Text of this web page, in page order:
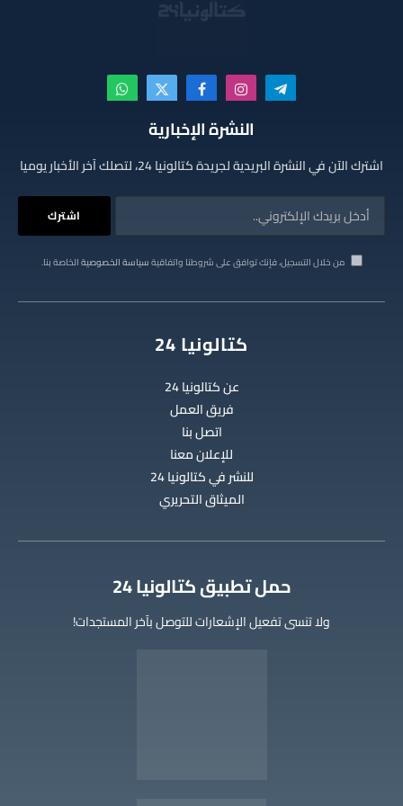
تيلقرام الانستغرامفيسبوكX
(Twitter)
واتساب
النشرة الإخبارية
اشترك الآن في النشرة البريدية لجريدة كتالونيا 24، لتصلك آخر الأخبار يوميا
من خلال التسجيل، فإنك توافق على شروطنا واتفاقيةسياسة الخصوصيةالخاصة بنا.
كتالونيا 24
عن كتالونيا 24
فريق العمل
اتصل بنا
للإعلان معنا
للنشر في كتالونيا 24
الميثاق التحريري
‫حمل تطبيق كتالونيا 24
ولا تنسى تفعيل الإشعارات للتوصل بآخر المستجدات!